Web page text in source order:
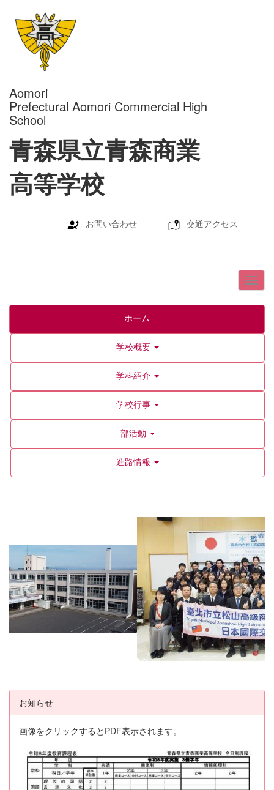
Aomori
Prefectural Aomori Commercial High
School
青森県立青森商業
高等学校
お問い合わせ 交通アクセス
ホーム
学校概要
学科紹介
学校行事
部活動
進路情報
v
i
o
u
e
x
t
お知らせ
画像をクリックするとPDF表示されます。